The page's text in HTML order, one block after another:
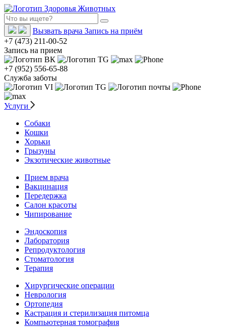
Вызвать врача Запись на приём
+7 (473) 211-00-52
Запись на прием
+7 (952) 556-65-88
Служба заботы
Услуги
Собаки
Кошки
Хорьки
Грызуны
Экзотические животные
Прием врача
Вакцинация
Передержка
Салон красоты
Чипирование
Эндоскопия
Лаборатория
Репродуктология
Стоматология
Терапия
Хирургические операции
Неврология
Ортопедия
Кастрация и стерилизация питомца
Компьютерная томография